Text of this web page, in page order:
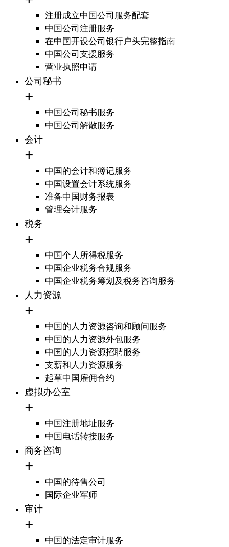
注册成立中国公司服务配套
中国公司注册服务
在中国开设公司银行户头完整指南
中国公司支援服务
营业执照申请
公司秘书
中国公司秘书服务
中国公司解散服务
会计
中国的会计和簿记服务
中国设置会计系统服务
准备中国财务报表
管理会计服务
税务
中国个人所得税服务
中国企业税务合规服务
中国企业税务筹划及税务咨询服务
人力资源
中国的人力资源咨询和顾问服务
中国的人力资源外包服务
中国的人力资源招聘服务
支薪和人力资源服务
起草中国雇佣合约
虚拟办公室
中国注册地址服务
中国电话转接服务
商务咨询
中国的待售公司
国际企业军师
审计
中国的法定审计服务